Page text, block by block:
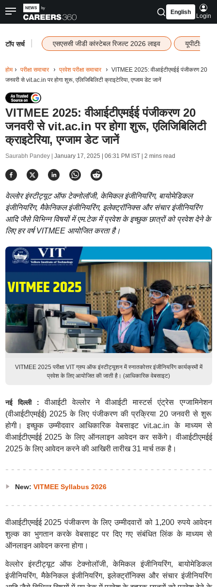
English
Login
टॉप सर्च एसएससी जीडी कांस्टेबल रिजल्ट 2026 लाइव यूपीटीईटी
होम परीक्षा समाचार प्रवेश परीक्षा समाचार
VITMEE 2025: वीआईटीएमईई पंजीकरण 20
जनवरी से vit.ac.in पर होगा शुरू, एलिजिबिलिटी क्राइटेरिया, एग्जाम डेट जानें
VITMEE 2025: वीआईटीएमईई पंजीकरण 20
जनवरी से vit.ac.in पर होगा शुरू, एलिजिबिलिटी
क्राइटेरिया, एग्जाम डेट जानें
Saurabh Pandey | January 17, 2025 | 06:31 PM IST| 2 mins read
वेल्लोर इंस्टीट्यूट ऑफ टेक्नोलॉजी, केमिकल इंजीनियरिंग, बायोमेडिकल
इंजीनियरिंग, मैकेनिकल इंजीनियरिंग, इलेक्ट्रॉनिक्स और संचार इंजीनियरिंग
आदि जैसे विभिन्न विषयों में एम.टेक में प्रवेश के इच्छुक छात्रों को प्रवेश देने के
लिए हर वर्ष VITMEE आयोजित करता है।
VITMEE 2025 परीक्षा VIT ग्रुप ऑफ इंस्टीट्यूशन में स्नातकोत्तर इंजीनियरिंग कार्यक्रमों में
प्रवेश के लिए आयोजित की जाती है। (आधिकारिक वेबसाइट)
नई दिल्ली : वीआईटी वेल्लोर ने वीआईटी मास्टर्स एंट्रेस एग्जामिनेशन
(वीआईटीएमईई) 2025 के लिए पंजीकरण की प्रक्रिया 20 जनवरी से शुरू
होगी। इच्छुक उम्मीदवार आधिकारिक वेबसाइट vit.ac.in के माध्यम से
वीआईटीएमईई 2025 के लिए ऑनलाइन आवेदन कर सकेंगे। वीआईटीएमईई
2025 के लिए आवेदन करने की आखिरी तारीख 31 मार्च तक है।
New: VITMEE Syllabus 2026
वीआईटीएमईई 2025 पंजीकरण के लिए उम्मीदवारों को 1,200 रुपये आवेदन
शुल्क का भुगतान करके वेबसाइट पर दिए गए संबंधित लिंक के माध्यम से
ऑनलाइन आवेदन करना होगा।
वेल्लोर इंस्टीट्यूट ऑफ टेक्नोलॉजी, केमिकल इंजीनियरिंग, बायोमेडिकल
इंजीनियरिंग, मैकेनिकल इंजीनियरिंग, इलेक्ट्रॉनिक्स और संचार इंजीनियरिंग